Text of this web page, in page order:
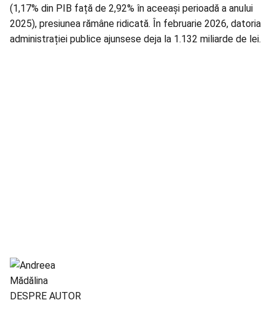
(1,17% din PIB față de 2,92% în aceeași perioadă a anului
2025), presiunea rămâne ridicată. În februarie 2026, datoria
administrației publice ajunsese deja la 1.132 miliarde de lei.
DESPRE AUTOR